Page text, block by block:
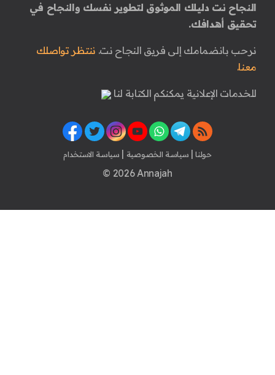
النجاح نت دليلك الموثوق لتطوير نفسك والنجاح في
تحقيق أهدافك.
نرحب بانضمامك إلى فريق النجاح نت. ننتظر تواصلك
معنا.
للخدمات الإعلانية يمكنكم الكتابة لنا
حولنا | سياسة الخصوصية | سياسة الاستخدام
© 2026 Annajah